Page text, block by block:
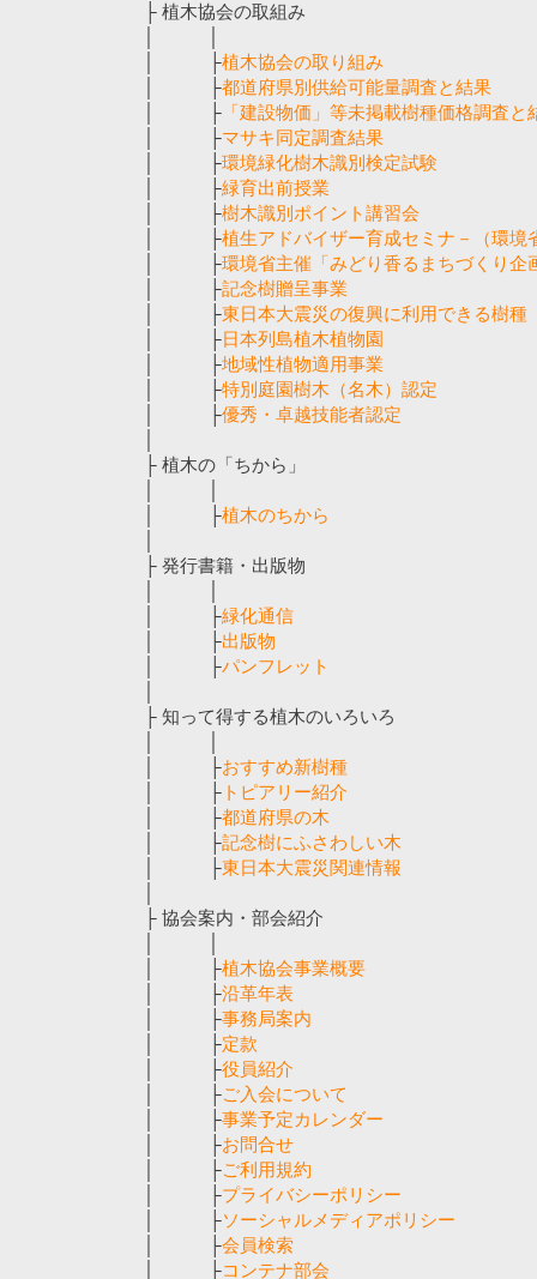
├ 植木協会の取組み
│ ├植木協会の取り組み
│ ├都道府県別供給可能量調査と結果
│ ├ 「建設物価」等未掲載樹種価格調査と
│ ├マサキ同定調査結果
│ ├環境緑化樹木識別検定試験
│ ├緑育出前授業
│ ├樹木識別ポイント講習会
│ ├植生アドバイザー育成セミナ－（環境
│ ├環境省主催「みどり香るまちづくり企
│ ├記念樹贈呈事業
│ ├東日本大震災の復興に利用できる樹種
│ ├日本列島植木植物園
│ ├地域性植物適用事業
│ ├特別庭園樹木（名木）認定
│ ├優秀・卓越技能者認定
├ 植木の「ちから」
│ ├植木のちから
├ 発行書籍・出版物
│ ├緑化通信
│ ├出版物
│ ├パンフレット
├ 知って得する植木のいろいろ
│ ├おすすめ新樹種
│ ├ トピアリー紹介
│ ├都道府県の木
│ ├記念樹にふさわしい木
│ ├東日本大震災関連情報
├ 協会案内・部会紹介
│ ├植木協会事業概要
│ ├沿革年表
│ ├事務局案内
│ ├定款
│ ├役員紹介
│ ├ご入会について
│ ├事業予定カレンダー
│ ├お問合せ
│ ├ご利用規約
│ ├プライバシーポリシー
│ ├ソーシャルメディアポリシー
│ ├会員検索
│ ├コンテナ部会